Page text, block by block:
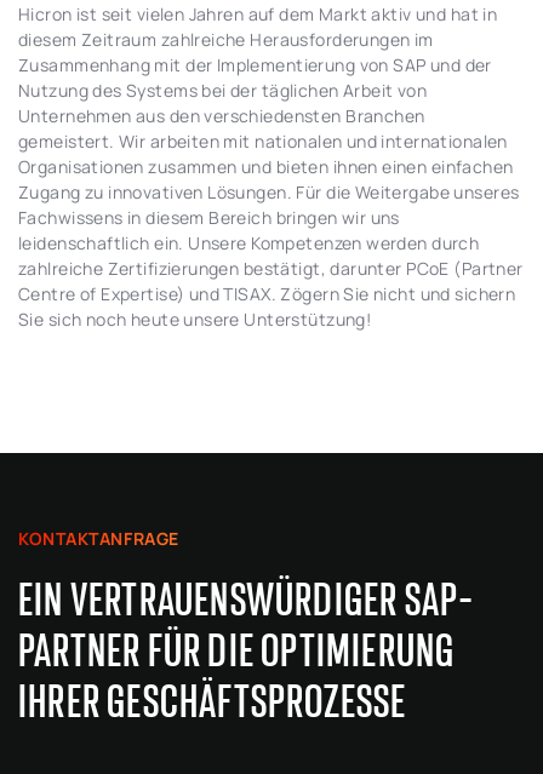
Hicron ist seit vielen Jahren auf dem Markt aktiv und hat in
diesem Zeitraum zahlreiche Herausforderungen im
Zusammenhang mit der Implementierung von SAP und der
Nutzung des Systems bei der täglichen Arbeit von
Unternehmen aus den verschiedensten Branchen
gemeistert. Wir arbeiten mit nationalen und internationalen
Organisationen zusammen und bieten ihnen einen einfachen
Zugang zu innovativen Lösungen. Für die Weitergabe unseres
Fachwissens in diesem Bereich bringen wir uns
leidenschaftlich ein. Unsere Kompetenzen werden durch
zahlreiche Zertifizierungen bestätigt, darunter PCoE (Partner
Centre of Expertise) und TISAX. Zögern Sie nicht und sichern
Sie sich noch heute unsere Unterstützung!
KONTAKTANFRAGE
EIN VERTRAUENSWÜRDIGER SAP-
PARTNER FÜR DIE OPTIMIERUNG
IHRER GESCHÄFTSPROZESSE